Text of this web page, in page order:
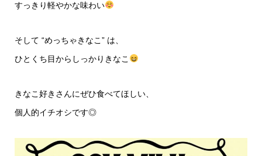
すっきり軽やかな味わい
そして “めっちゃきなこ” は、
ひとくち目からしっかりきなこ
きなこ好きさんにぜひ食べてほしい、
個人的イチオシです◎